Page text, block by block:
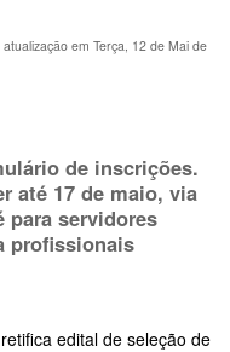
atualização em Terça, 12 de Mai de
de inscrições.
até 17 de maio, via
para servidores
profissionais
edital de seleção de